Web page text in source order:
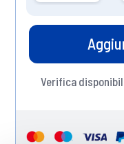
Verifica